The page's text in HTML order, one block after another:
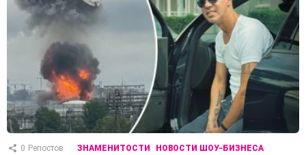
0 Репостов ЗНАМЕНИТОСТИ НОВОСТИ ШОУ-БИЗНЕСА